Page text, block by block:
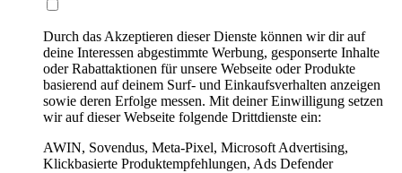
Durch das Akzeptieren dieser Dienste können wir dir auf
deine Interessen abgestimmte Werbung, gesponserte Inhalte
oder Rabattaktionen für unsere Webseite oder Produkte
basierend auf deinem Surf- und Einkaufsverhalten anzeigen
sowie deren Erfolge messen. Mit deiner Einwilligung setzen
wir auf dieser Webseite folgende Drittdienste ein:
AWIN, Sovendus, Meta-Pixel, Microsoft Advertising,
Klickbasierte Produktempfehlungen, Ads Defender